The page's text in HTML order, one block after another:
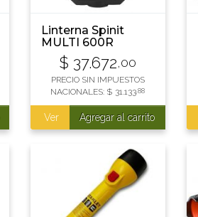
Linterna Spinit
MULTI 600R
RECARGABLE
$ 37.672,00
PRECIO SIN IMPUESTOS
NACIONALES: $ 31.133,88
Ver Agregar al carrito